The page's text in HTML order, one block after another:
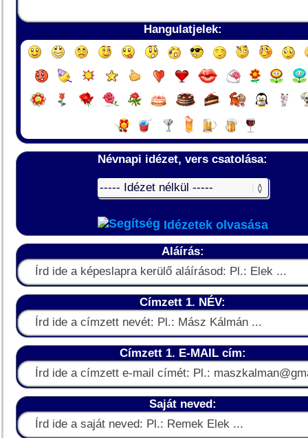
Hangulatjelek:
Névnapi idézet, vers csatolása:
Idézetek olvasása
Aláírás:
Címzett 1. NÉV:
Címzett 1. E-MAIL cím:
Saját neved: